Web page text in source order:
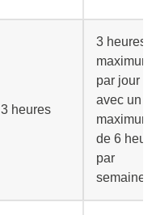
3 heures
3 heures
maximum
par jour
avec un
maximum
de 6
par
semaine